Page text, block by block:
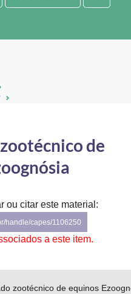
Humanos
de
ou citar este material:
handle/capes/1106250
a este item.
zootécnico de equinos